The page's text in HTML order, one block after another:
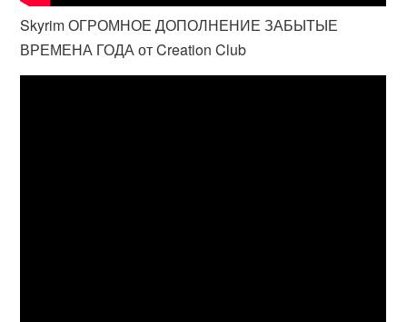
Skyrim ОГРОМНОЕ ДОПОЛНЕНИЕ ЗАБЫТЫЕ
ВРЕМЕНА ГОДА от Creation Club